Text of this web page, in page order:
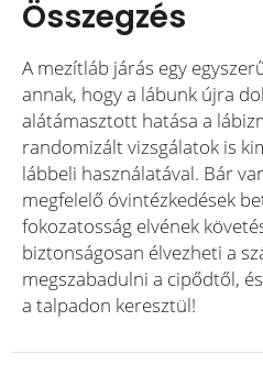
Összegzés
A mezítláb járás egy
annak, hogy a lábunk újra
alátámasztott hatása a
randomizált vizsgálatok is
lábbeli használatával. Bár
megfelelő óvintézkedések
fokozatosság elvének
biztonságosan élvezheti a
megszabadulni a cipődtől,
a talpadon keresztül!